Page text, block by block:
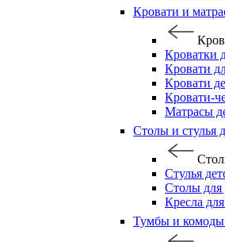
Кровати и
Кроватки
Кровати
Кровати
Кровати-
Матрасы
Столы и стулья
Стулья
Столы для
Кресла
Тумбы и комоды